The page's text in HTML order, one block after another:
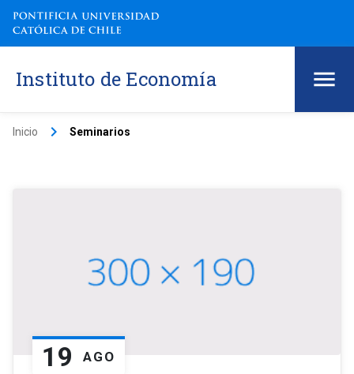
Instituto de Economía
Inicio keyboard_arrow_right Seminarios
19 AGO